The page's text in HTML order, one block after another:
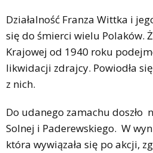
Działalność Franza Wittka i
się do śmierci wielu Polaków.
Krajowej od 1940 roku
likwidacji zdrajcy. Powiodła
z nich.
Do udanego zamachu doszło
Solnej i Paderewskiego. W
która wywiązała się po akcji,